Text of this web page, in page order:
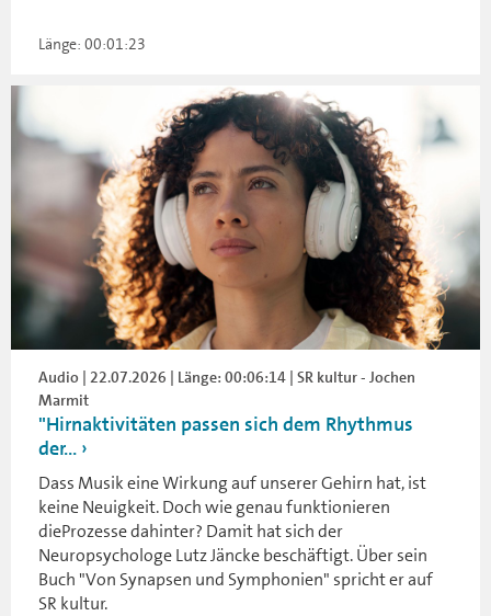
Länge: 00:01:23
Audio | 22.07.2026 | Länge: 00:06:14 | SR kultur - Jochen
Marmit
"Hirnaktivitäten passen sich dem Rhythmus
der...
Dass Musik eine Wirkung auf unserer Gehirn hat, ist
keine Neuigkeit. Doch wie genau funktionieren
dieProzesse dahinter? Damit hat sich der
Neuropsychologe Lutz Jäncke beschäftigt. Über sein
Buch "Von Synapsen und Symphonien" spricht er auf
SR kultur.